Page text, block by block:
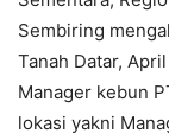
Sembiring
Tanah Datar,
Manager kebun
lokasi yakni